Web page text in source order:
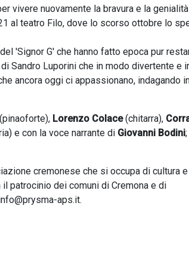
vivere nuovamente la bravura e la
al teatro Filo, dove lo scorso ottobre lo
'Signor G' che hanno fatto epoca pur
Sandro Luporini che in modo divertente e
ancora oggi ci appassionano, indagando
(pinaoforte), Lorenzo Colace(chitarra),
e con la voce narrante di Giovanni Bodini
cremonese che si occupa di cultura
patrocinio dei comuni di Cremona e di
aps.it.